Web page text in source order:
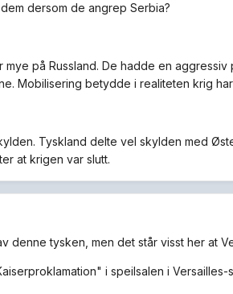
dersom de angrep Serbia?
på Russland. De hadde en
Mobilisering betydde i realiteten krig
Tyskland delte vel skylden med
at krigen var slutt.
denne tysken, men det står visst her at
i speilsalen i Versailles-